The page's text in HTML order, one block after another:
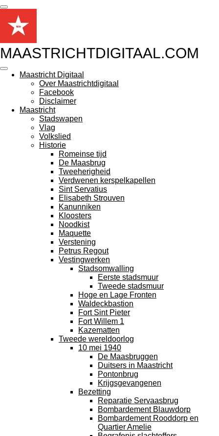
Ga
direct
naar
de
hoofdinhoud
MAASTRICHTDIGITAAL.COM
Maastricht Digitaal
Over Maastrichtdigitaal
Facebook
Disclaimer
Maastricht
Stadswapen
Vlag
Volkslied
Historie
Romeinse tijd
De Maasbrug
Tweeherigheid
Verdwenen kerspelkapellen
Sint Servatius
Elisabeth Strouven
Kanunniken
Kloosters
Noodkist
Maquette
Verstening
Petrus Regout
Vestingwerken
Stadsomwalling
Eerste stadsmuur
Tweede stadsmuur
Hoge en Lage Fronten
Waldeckbastion
Fort Sint Pieter
Fort Willem 1
Kazematten
Tweede wereldoorlog
10 mei 1940
De Maasbruggen
Duitsers in Maastricht
Pontonbrug
Krijgsgevangenen
Bezetting
Reparatie Servaasbrug
Bombardement Blauwdorp
Bombardement Rooddorp en
Quartier Amelie